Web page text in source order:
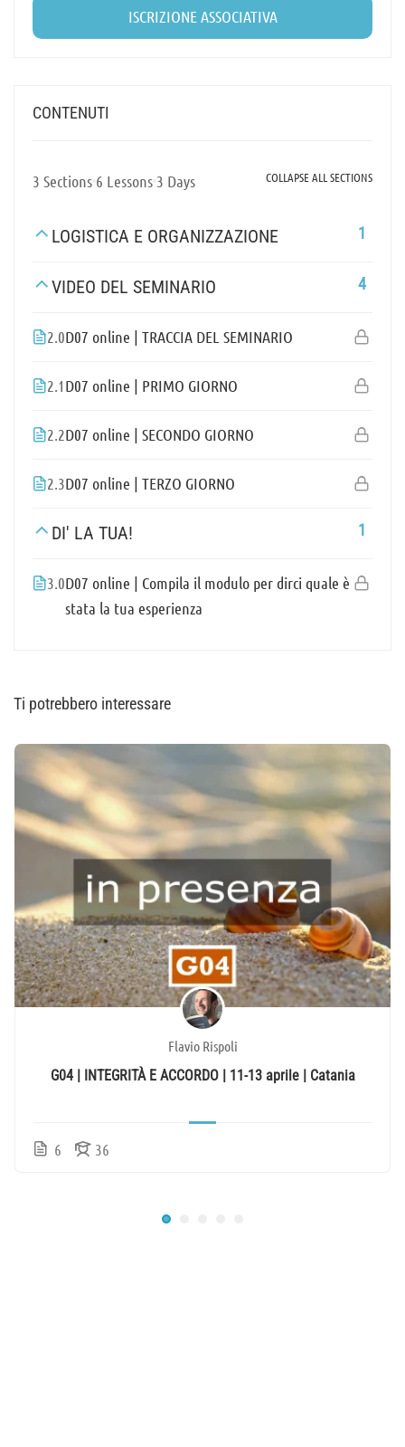
ISCRIZIONE ASSOCIATIVA
CONTENUTI
3 Sections 6 Lessons 3 Days COLLAPSE ALL SECTIONS
LOGISTICA E ORGANIZZAZIONE 1
VIDEO DEL SEMINARIO 4
2.0D07 online | TRACCIA DEL SEMINARIO
2.1D07 online | PRIMO GIORNO
2.2D07 online | SECONDO GIORNO
2.3D07 online | TERZO GIORNO
DI' LA TUA! 1
3.0D07 online | Compila il modulo per dirci quale è
stata la tua esperienza
Ti potrebbero interessare
Flavio Rispoli
G04 | INTEGRITÀ E ACCORDO | 11-13 aprile | Catania
6 36